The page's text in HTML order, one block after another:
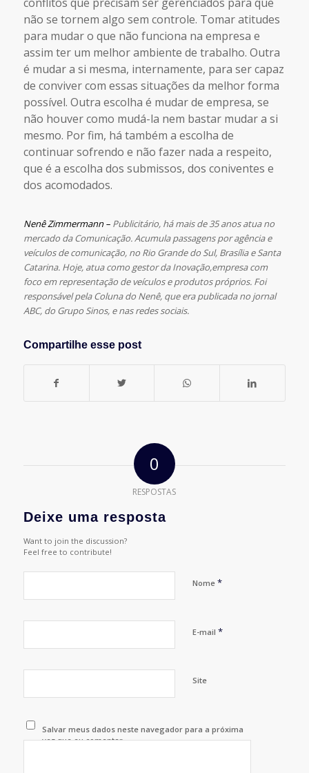
não se tornem algo sem controle. Tomar atitudes
para mudar o que não funciona na empresa e
assim ter um melhor ambiente de trabalho. Outra
é mudar a si mesma, internamente, para ser capaz
de conviver com essas situações da melhor forma
possível. Outra escolha é mudar de empresa, se
não houver como mudá-la nem bastar mudar a si
mesmo. Por fim, há também a escolha de
continuar sofrendo e não fazer nada a respeito,
que é a escolha dos submissos, dos coniventes e
dos acomodados.
Nenê Zimmermann– Publicitário, há mais de 35 anos atua no
mercado da Comunicação. Acumula passagens por agência e
veículos de comunicação, no Rio Grande do Sul, Brasília e Santa
Catarina. Hoje, atua como gestor da Inovação,empresa com
foco em representação de veículos e produtos próprios. Foi
responsável pela Coluna do Nenê, que era publicada no jornal
ABC, do Grupo Sinos, e nas redes sociais.
Compartilhe esse post
0
RESPOSTAS
Deixe uma resposta
Want to join the discussion?
Feel free to contribute!
Nome *
E-mail *
Site
Salvar meus dados neste navegador para a próxima
vez que eu comentar.